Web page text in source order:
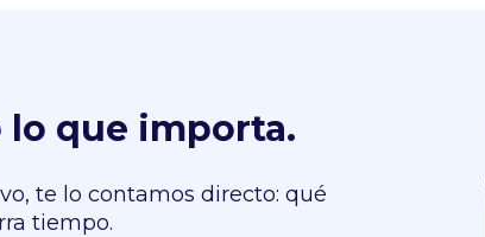
lo que importa.
te lo contamos directo: qué
tiempo.